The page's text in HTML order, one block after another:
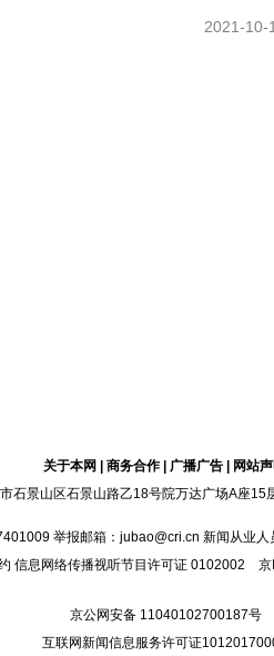
2021-10-
关于本网 商务合作| 广播广告|
网站
石景山区石景山路乙18号院万达广场A座15
举报邮箱：jubao@cri.cn 新闻从业
信息网络传播视听节目许可证 0102002
京公网安备 11040102700187号
互联网新闻信息服务许可证